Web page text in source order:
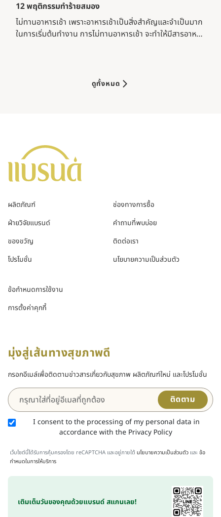
12 พฤติกรรมทำร้ายสมอง
ไม่ทานอาหารเช้า เพราะอาหารเช้าเป็นสิ่งสำคัญและจำเป็นมาก
ในการเริ่มต้นทำงาน การไม่ทานอาหารเช้า จะทำให้มีสารอาหาร
ดูทั้งหมด
ผลิตภัณฑ์
ฝ่ายวิจัยแบรนด์
ของขวัญ
โปรโมชั่น
ช่องทางการซื้อ
คำถามที่พบบ่อย
ติดต่อเรา
นโยบายความเป็นส่วนตัว
ข้อกำหนดการใช้งาน
การตั้งค่าคุกกี้
มุ่งสู่เส้นทางสุขภาพดี
กรอกอีเมล์เพื่อติดตามข่าวสารเกี่ยวกับสุขภาพ ผลิตภัณฑ์ใหม่ และโปรโมชั่น
ติดตาม
I consent to the processing of my personal data in
accordance with the Privacy Policy
เว็บไซต์นี้ได้รับการคุ้มครองโดย reCAPTCHA และอยู่ภายใต้ นโยบายความเป็นส่วนตัว และข้อ
กำหนดในการให้บริการ
เติมเต็มวันของคุณด้วยแบรนด์ สแกนเลย!